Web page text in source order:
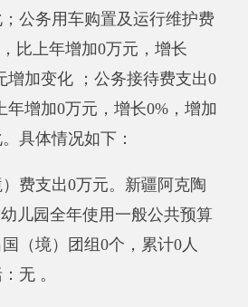
数0万元，预决算差异率
；公务用车运行费预算数0
预决算差异率0%，差异主
预算数0万元，决算数0万
差异主要原因无。
府性基金预算财政拨款收
算财政拨款收入支出决算